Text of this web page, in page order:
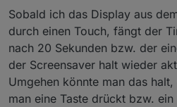
Sobald ich das Display aus
durch einen Touch, fängt der
nach 20 Sekunden bzw. der
der Screensaver halt wieder
Umgehen könnte man das
man eine Taste drückt bzw.